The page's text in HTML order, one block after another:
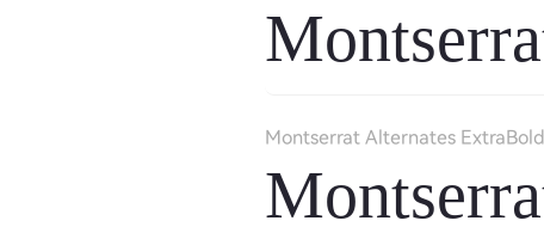
Montserrat Alternates ExtraBold